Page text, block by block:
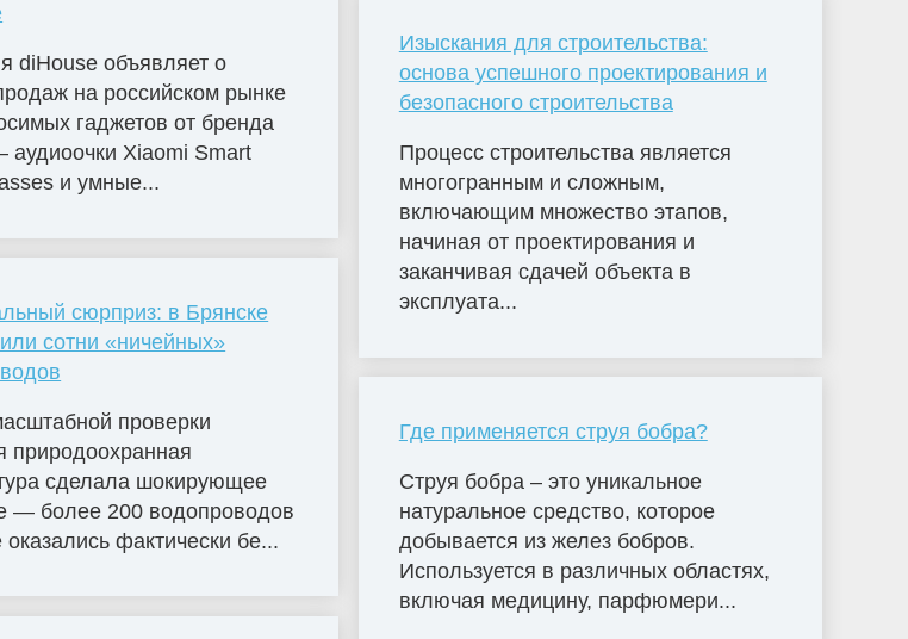
diHouse объявляет о
на российском рынке
гаджетов от бренда
аудиоочки Xiaomi Smart
и умные...
сюрприз: в Брянске
сотни «ничейных»
проверки
природоохранная
сделала шокирующее
— более 200 водопроводов
оказались фактически бе...
Изыскания для строительства:
основа успешного проектирования и
безопасного строительства
Процесс строительства является
многогранным и сложным,
включающим множество этапов,
начиная от проектирования и
заканчивая сдачей объекта в
эксплуата...
Где применяется струя бобра?
Струя бобра – это уникальное
натуральное средство, которое
добывается из желез бобров.
Используется в различных областях,
включая медицину, парфюмери...